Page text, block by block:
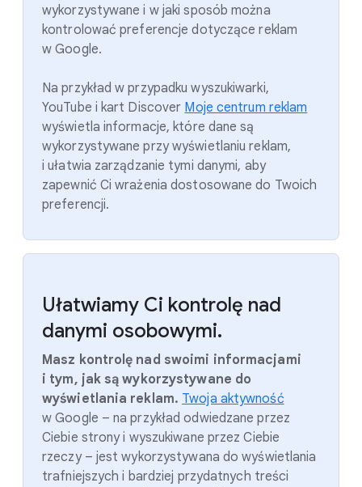
wykorzystywane i w jaki sposób można
kontrolować preferencje dotyczące reklam
w Google.
Na przykład w przypadku wyszukiwarki,
YouTube i kart Discover Moje centrum reklam
wyświetla informacje, które dane są
wykorzystywane przy wyświetlaniu reklam,
i ułatwia zarządzanie tymi danymi, aby
zapewnić Ci wrażenia dostosowane do Twoich
preferencji.
Ułatwiamy Ci kontrolę nad
danymi osobowymi.
Masz kontrolę nad swoimi informacjami
i tym, jak są wykorzystywane do
wyświetlania reklam. Twoja aktywność
w Google – na przykład odwiedzane przez
Ciebie strony i wyszukiwane przez Ciebie
rzeczy – jest wykorzystywana do wyświetlania
trafniejszych i bardziej przydatnych treści